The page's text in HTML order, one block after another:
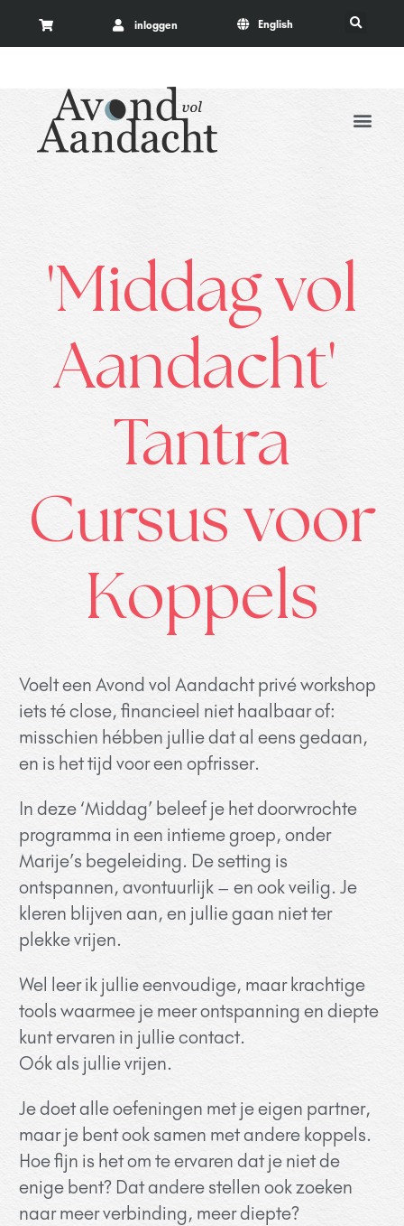
inloggen English
'Middag vol
Aandacht'
Tantra
Cursus voor
Koppels
Voelt een Avond vol Aandacht privé workshop
iets té close, financieel niet haalbaar of:
misschien hébben jullie dat al eens gedaan,
en is het tijd voor een opfrisser.
In deze ‘Middag’ beleef je het doorwrochte
programma in een intieme groep, onder
Marije’s begeleiding. De setting is
ontspannen, avontuurlijk – en ook veilig. Je
kleren blijven aan, en jullie gaan niet ter
plekke vrijen.
Wel leer ik jullie eenvoudige, maar krachtige
tools waarmee je meer ontspanning en diepte
kunt ervaren in jullie contact.
Oók als jullie vrijen.
Je doet alle oefeningen met je eigen partner,
maar je bent ook samen met andere koppels.
Hoe fijn is het om te ervaren dat je niet de
enige bent? Dat andere stellen ook zoeken
naar meer verbinding, meer diepte?